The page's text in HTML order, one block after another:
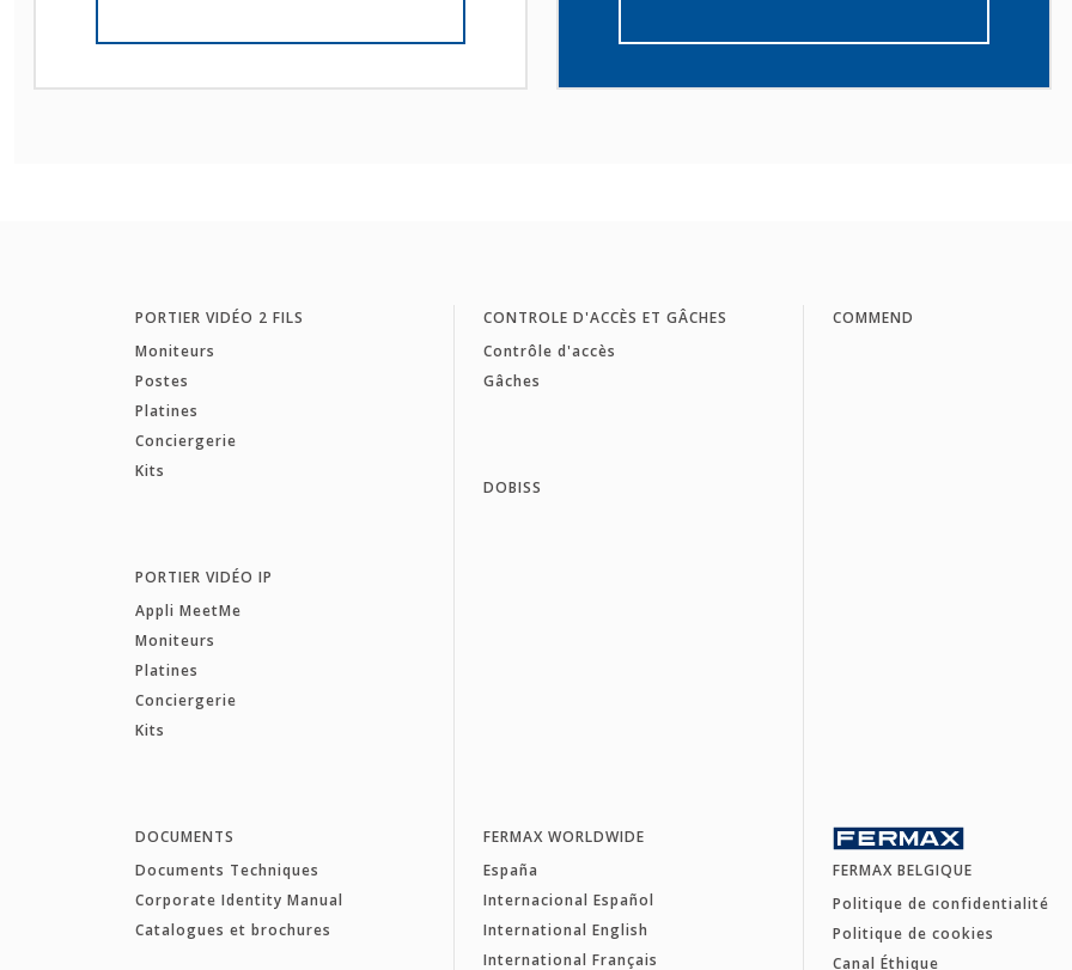
PORTIER VIDÉO 2 FILS
Moniteurs
Postes
Platines
Conciergerie
Kits
PORTIER VIDÉO IP
Appli MeetMe
Moniteurs
Platines
Conciergerie
Kits
CONTROLE D'ACCÈS ET GÂCHES
Contrôle d'accès
Gâches
DOBISS
COMMEND
DOCUMENTS
Documents Techniques
Corporate Identity Manual
Catalogues et brochures
FERMAX WORLDWIDE
España
Internacional Español
International English
International Français
FERMAX BELGIQUE
Politique de confidentialité
Politique de cookies
Canal Éthique